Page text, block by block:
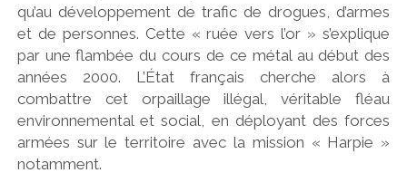
qu’au développement de trafic de drogues, d’armes
et de personnes. Cette « ruée vers l’or » s’explique
par une flambée du cours de ce métal au début des
années 2000. L’État français cherche alors à
combattre cet orpaillage illégal, véritable fléau
environnemental et social, en déployant des forces
armées sur le territoire avec la mission « Harpie »
notamment.